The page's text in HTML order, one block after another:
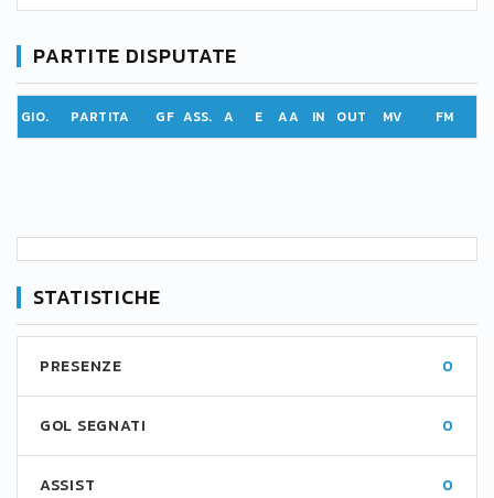
PARTITE DISPUTATE
GIO. PARTITA GF ASS. A E AA IN OUT MV FM
STATISTICHE
PRESENZE 0
GOL SEGNATI 0
ASSIST 0